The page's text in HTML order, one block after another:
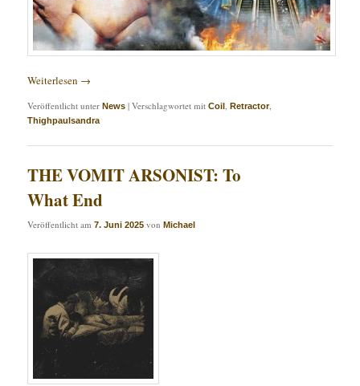
Weiterlesen →
Veröffentlicht unter News |Verschlagwortet mit Coil,Retractor,
Thighpaulsandra
THE VOMIT ARSONIST: To
What End
Veröffentlicht am7. Juni 2025 vonMichael